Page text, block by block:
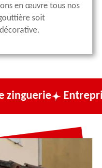
en œuvre tous nos
soit
Entreprise de